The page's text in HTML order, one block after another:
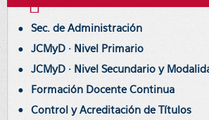
Sec. de Administración
JCMyD · Nivel Primario
JCMyD · Nivel Secundario y
Formación Docente Continua
Control y Acreditación de Títulos